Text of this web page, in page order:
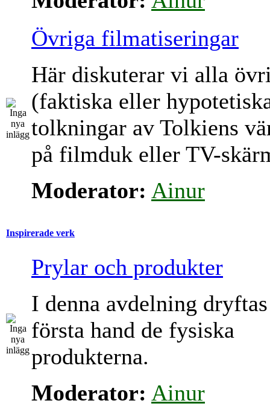
Övriga filmatiseringar
Här diskuterar vi alla
(faktiska eller
tolkningar av Tolkiens
på filmduk eller TV-
Moderator: Ainur
Inspirerade verk
Prylar och produkter
I denna avdelning
första hand de fysiska
produkterna.
Moderator: Ainur